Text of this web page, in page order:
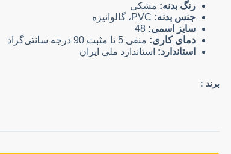
رنگ بدنه: مشکی
جنس بدنه:
سایز اسمی:
دمای کاری: منفی 5 تا مثبت 90 درجه سانتی‌گراد
استاندارد: استاندارد ملی ایران
برند :